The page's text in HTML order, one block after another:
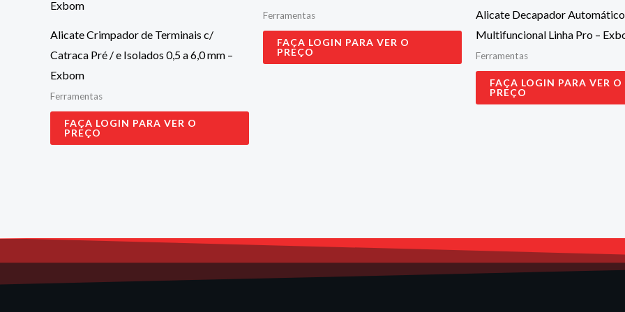
Alicate Crimpador de Terminais c/
Catraca Pré / e Isolados 0,5 a 6,0 mm –
Exbom
Ferramentas
FAÇA LOGIN PARA VER O
PREÇO
Ferramentas
FAÇA LOGIN PARA VER O
PREÇO
Alicate Decapador Automático
Multifuncional Linha Pro –
Ferramentas
FAÇA LOGIN PARA VER O
PREÇO